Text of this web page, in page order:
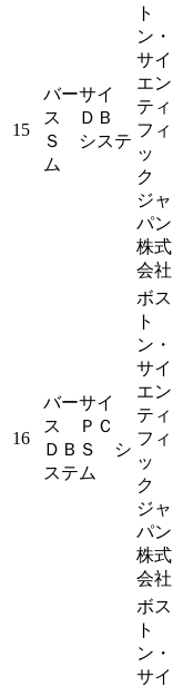
15
バーサイ
ス ＤＢ
Ｓ システ
ム
ト
ン・
サイ
エン
ティ
フィ
ッ
ク
ジャ
パン
株式
会社
16
バーサイ
ス ＰＣ
ＤＢＳ シ
ステム
ボス
ト
ン・
サイ
エン
ティ
フィ
ッ
ク
ジャ
パン
株式
会社
ボス
ト
ン・
サイ